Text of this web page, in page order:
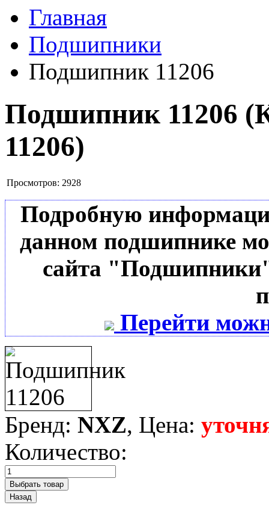
Главная
Подшипники
Подшипник 11206
Подшипник 11206
11206)
Просмотров: 2928
Подробную
данном подшипнике
сайта
Перейти
Бренд: NXZ, Цена:
Количество: